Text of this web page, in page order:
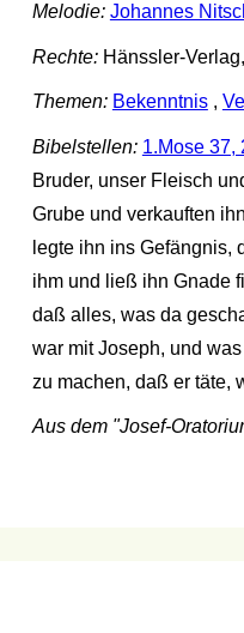
Melodie: Johannes
Rechte:Hänssler-
Themen: Bekenntnis,
Bibelstellen: 1.Mose 37,
Bruder, unser Fleisch
Grube und verkauften
legte ihn ins Gefängnis,
ihm und ließ ihn Gnade
daß alles, was da
war mit Joseph, und
zu machen, daß er täte,
Aus dem "Josef-